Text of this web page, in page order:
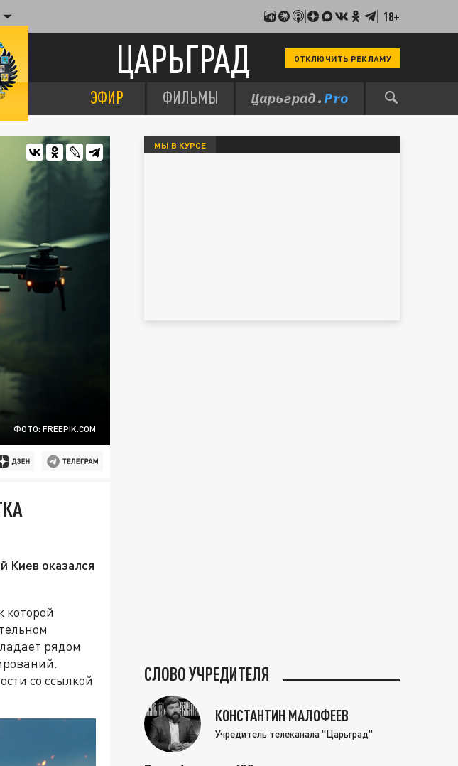
18+
ЦАРЬГРАД ОТКЛЮЧИТЬ РЕКЛАМУ
ЭФИР ФИЛЬМЫ
ФОТО: FREEPIK.COM
Киев оказался
которой
рядом
со ссылкой
МЫ В КУРСЕ
СЛОВО УЧРЕДИТЕЛЯ
КОНСТАНТИН МАЛОФЕЕВ
Учредитель телеканала "Царьград"